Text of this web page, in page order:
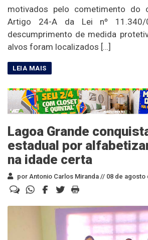
motivados pelo cometimento do
Artigo 24-A da Lei nº 11.340/
descumprimento de medida
alvos foram localizados […]
Lagoa Grande
estadual por
na idade certa
por Antonio Carlos Miranda // 08 de agosto